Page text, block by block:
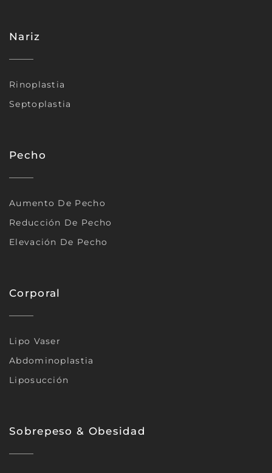
Nariz
Rinoplastia
Septoplastia
Pecho
Aumento De Pecho
Reducción De Pecho
Elevación De Pecho
Corporal
Lipo Vaser
Abdominoplastia
Liposucción
Sobrepeso & Obesidad